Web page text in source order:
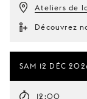
Ateliers de
Découvrez
SAM 12 DÉC
12:00